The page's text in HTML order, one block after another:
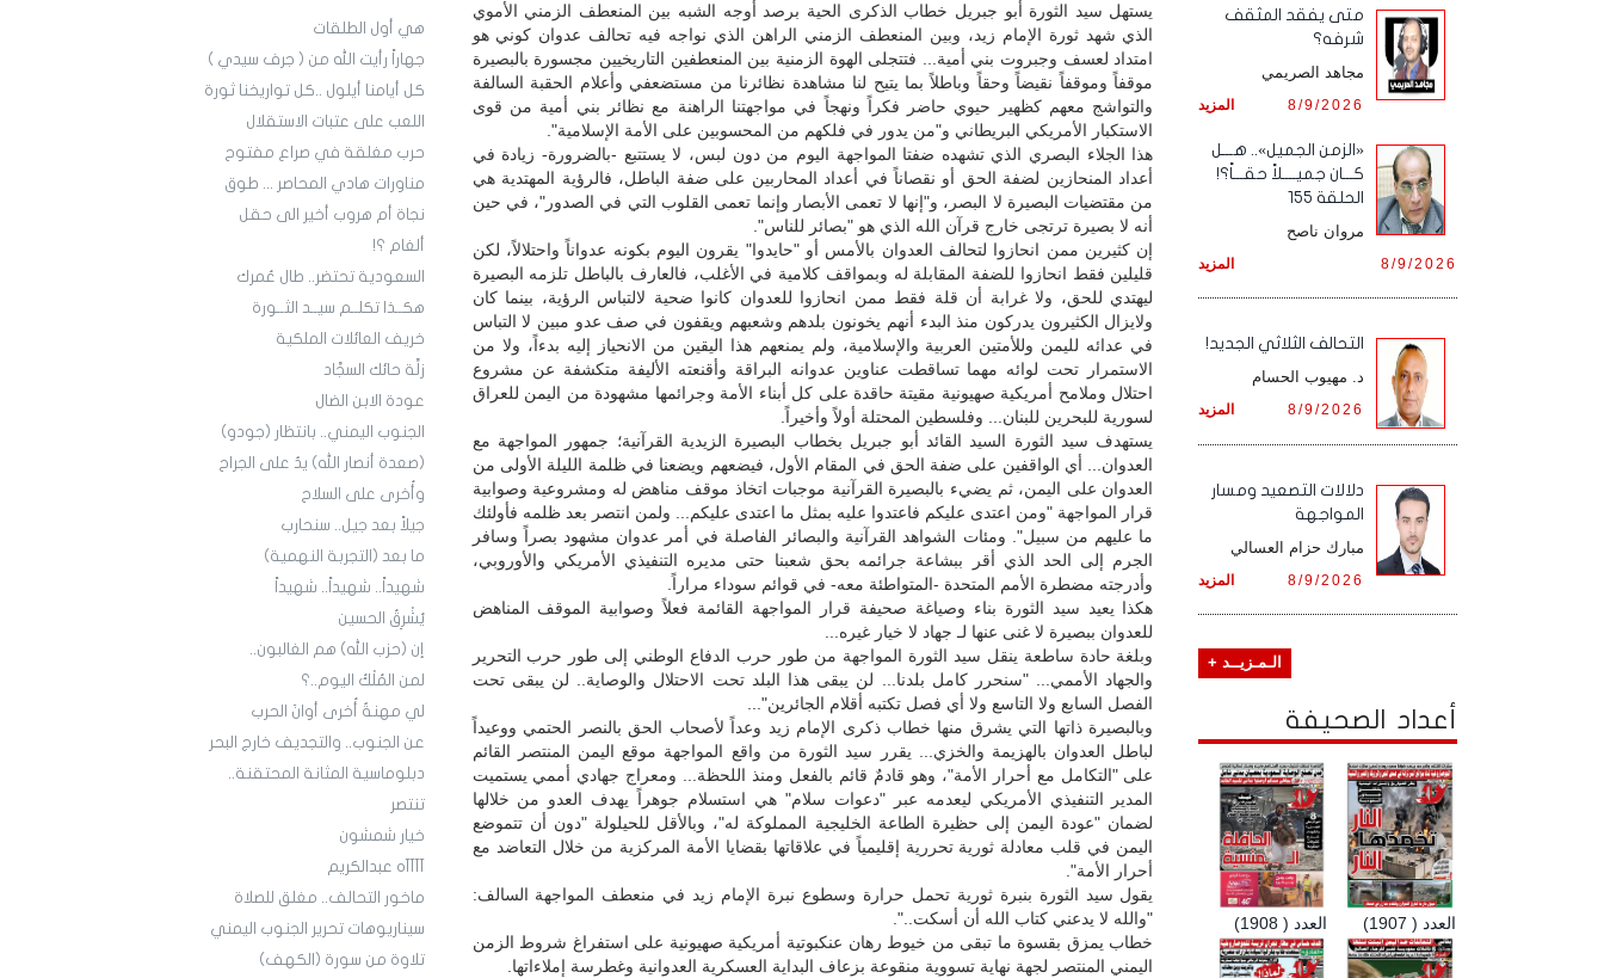
هي أول الطلقات
جهاراً رأيت الله من ( جرف سيدي )
كل أيامنا أيلول ..كل تواريخنا ثورة
اللعب على عتبات الاستقلال
حرب مغلقة في صراع مفتوح
مناورات هادي المحاصر ... طوق
نجاة أم هروب أخير الى حقل
ألغام ؟!
السعودية تحتضر.. طال عُمرك
هكــذا تكلــم سيــد الثــورة
خريف العائلات الملكية
زلَّة حائك السجَّاد
عودة الابن الضال
الجنوب اليمني.. بانتظار (جودو)
(صعدة أنصار الله) يدٌ على الجراح
وأُخرى على السلاح
جيلاً بعد جيل.. سنحارب
ما بعد (التجربة النهمية)
شهيداً.. شهيداً.. شهيداً
يُشْرِقُ الحسين
إن (حزب الله) هم الغالبون..
لمن المُلْكُ اليوم..؟
لي مهنةٌ أُخرى أوانَ الحرب
عن الجنوب.. والتجديف خارج البحر
دبلوماسية المثانة المحتقنة..
تنتصر
خيار شمشون
آآآآه عبدالكريم
ماخور التحالف.. مغلق للصلاة
سيناريوهات تحرير الجنوب اليمني
تلاوة من سورة (الكهف)
يستهل سيد الثورة أبو جبريل خطاب الذكرى الحية برصد أوجه الشبه بين المنعطف الزمني الأموي
الذي شهد ثورة الإمام زيد، وبين المنعطف الزمني الراهن الذي نواجه فيه تحالف عدوان كوني هو
امتداد لعسف وجبروت بني أمية... فتتجلى الهوة الزمنية بين المنعطفين التاريخيين مجسورة بالبصيرة
موقفاً وموقفاً نقيضاً وحقاً وباطلاً بما يتيح لنا مشاهدة نظائرنا من مستضعفي وأعلام الحقبة السالفة
والتواشج معهم كظهير حيوي حاضر فكراً ونهجاً في مواجهتنا الراهنة مع نظائر بني أمية من قوى
الاستكبار الأمريكي البريطاني و"من يدور في فلكهم من المحسوبين على الأمة الإسلامية".
هذا الجلاء البصري الذي تشهده ضفتا المواجهة اليوم من دون لبس، لا يستتبع -بالضرورة- زيادة في
أعداد المنحازين لضفة الحق أو نقصاناً في أعداد المحاربين على ضفة الباطل، فالرؤية المهتدية هي
من مقتضيات البصيرة لا البصر، و"إنها لا تعمى الأبصار وإنما تعمى القلوب التي في الصدور"، في حين
أنه لا بصيرة ترتجى خارج قرآن الله الذي هو "بصائر للناس".
إن كثيرين ممن انحازوا لتحالف العدوان بالأمس أو "حايدوا" يقرون اليوم بكونه عدواناً واحتلالاً، لكن
قليلين فقط انحازوا للضفة المقابلة له وبمواقف كلامية في الأغلب، فالعارف بالباطل تلزمه البصيرة
ليهتدي للحق، ولا غرابة أن قلة فقط ممن انحازوا للعدوان كانوا ضحية لالتباس الرؤية، بينما كان
ولايزال الكثيرون يدركون منذ البدء أنهم يخونون بلدهم وشعبهم ويقفون في صف عدو مبين لا التباس
في عدائه لليمن وللأمتين العربية والإسلامية، ولم يمنعهم هذا اليقين من الانحياز إليه بدءاً، ولا من
الاستمرار تحت لوائه مهما تساقطت عناوين عدوانه البراقة وأقنعته الأليفة متكشفة عن مشروع
احتلال وملامح أمريكية صهيونية مقيتة حاقدة على كل أبناء الأمة وجرائمها مشهودة من اليمن للعراق
لسورية للبحرين للبنان... وفلسطين المحتلة أولاً وأخيراً.
يستهدف سيد الثورة السيد القائد أبو جبريل بخطاب البصيرة الزيدية القرآنية؛ جمهور المواجهة مع
العدوان... أي الواقفين على ضفة الحق في المقام الأول، فيضعهم ويضعنا في ظلمة الليلة الأولى من
العدوان على اليمن، ثم يضيء بالبصيرة القرآنية موجبات اتخاذ موقف مناهض له ومشروعية وصوابية
قرار المواجهة "ومن اعتدى عليكم فاعتدوا عليه بمثل ما اعتدى عليكم... ولمن انتصر بعد ظلمه فأولئك
ما عليهم من سبيل". ومئات الشواهد القرآنية والبصائر الفاصلة في أمر عدوان مشهود بصراً وسافر
الجرم إلى الحد الذي أقر ببشاعة جرائمه بحق شعبنا حتى مديره التنفيذي الأمريكي والأوروبي،
وأدرجته مضطرة الأمم المتحدة -المتواطئة معه- في قوائم سوداء مراراً.
هكذا يعيد سيد الثورة بناء وصياغة صحيفة قرار المواجهة القائمة فعلاً وصوابية الموقف المناهض
للعدوان ببصيرة لا غنى عنها لـ جهاد لا خيار غيره...
وبلغة حادة ساطعة ينقل سيد الثورة المواجهة من طور حرب الدفاع الوطني إلى طور حرب التحرير
والجهاد الأممي... "سنحرر كامل بلدنا... لن يبقى هذا البلد تحت الاحتلال والوصاية.. لن يبقى تحت
الفصل السابع ولا التاسع ولا أي فصل تكتبه أقلام الجائرين"...
وبالبصيرة ذاتها التي يشرق منها خطاب ذكرى الإمام زيد وعداً لأصحاب الحق بالنصر الحتمي ووعيداً
لباطل العدوان بالهزيمة والخزي... يقرر سيد الثورة من واقع المواجهة موقع اليمن المنتصر القائم
على "التكامل مع أحرار الأمة"، وهو قادمٌ قائم بالفعل ومنذ اللحظة... ومعراج جهادي أممي يستميت
المدير التنفيذي الأمريكي ليعدمه عبر "دعوات سلام" هي استسلام جوهراً يهدف العدو من خلالها
لضمان "عودة اليمن إلى حظيرة الطاعة الخليجية المملوكة له"، وبالأقل للحيلولة "دون أن تتموضع
اليمن في قلب معادلة ثورية تحررية إقليمياً في علاقاتها بقضايا الأمة المركزية من خلال التعاضد مع
أحرار الأمة".
يقول سيد الثورة بنبرة ثورية تحمل حرارة وسطوع نبرة الإمام زيد في منعطف المواجهة السالف:
"والله لا يدعني كتاب الله أن أسكت..".
خطاب يمزق بقسوة ما تبقى من خيوط رهان عنكبوتية أمريكية صهيونية على استفراغ شروط الزمن
اليمني المنتصر لجهة نهاية تسووية منقوعة بزعاف البداية العسكرية العدوانية وغطرسة إملاءاتها.
متى يفقد المثقف
شرفه؟
مجاهد الصريمي
المزيد 8/9/2026
«الزمن الجميل».. هـــل
كـــان جميــــلاً حقـــاً؟!
الحلقة 155
مروان ناصح
المزيد 8/9/2026
التحالف الثلاثي الجديد!
د. مهيوب الحسام
المزيد 8/9/2026
دلالات التصعيد ومسار
المواجهة
مبارك حزام العسالي
المزيد 8/9/2026
الـمـزيــد +
أعداد الصحيفة
العدد ( 1908) العدد ( 1907)